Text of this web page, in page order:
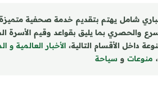
شامل يهتم بتقديم خدمة صحفية
والحصري بما يليق بقواعد وقيم
داخل الأقسام التالية، الأخبار العالمية و
، منوعات و سياحة